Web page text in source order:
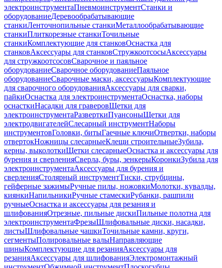
электроинструментаПневмоинструментСтанки и
оборудованиеДеревообрабатывающие
станкиЛенточнопильные станкиМеталлообрабатывающие
станкиПлиткорезные станкиТочильные
станкиКомплектующие для станковОснастка для
станковАксессуары для станковСтружкоотсосыАксессуары
для стружкоотсосовСварочное и паяльное
оборудованиеСварочное оборудованиеПаяльное
оборудованиеСварочные маски, аксессуарыКомплектующие
для сварочного оборудованияАксессуары для сварки,
пайкиОснастка для электроинструментаОснастка, наборы
оснасткиНасадки для граверовЩетки для
электроинструментаРазверткиПуансоныЩетки для
электродвигателейСлесарный инструментНаборы
инструментовГоловки, битыГаечные ключиОтвертки, наборы
отвертокНожницы слесарныеКлещи строительныеЗубила,
керны, выколоткиЩетки слесарныеОснастка и аксессуары для
бурения и сверленияСверла, буры, зенкерыКоронкиЗубила для
электроинструментаАксессуары для бурения и
сверленияСтолярный инструментТиски, струбцины,
гейферные зажимыРучные пилы, ножовкиМолотки, кувалды,
киянкиНапильникиРучные стамескиРубанки, рашпили
ручныеОснастка и аксессуары для резания и
шлифованияОтрезные, пильные дискиПильные полотна для
электроинструментаФрезыШлифовальные диски, насадки,
листыШлифовальные чашкиТочильные камни, круги,
сегментыПолировальные валыНаправляющие
шиныКомплектующие для резанияАксессуары для
резанияАксессуары для шлифованияЭлектромонтажный